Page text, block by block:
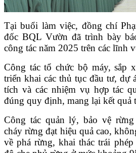
Tại buổi làm việc, đồng chí
đốc BQL Vườn đã trình bày
công tác năm 2025 trên các lĩnh
Công tác tổ chức bộ máy, sắp
triển khai các thủ tục đầu tư, dự
tích và các nhiệm vụ hợp tác
đúng quy định, mang lại kết quả
Công tác quản lý, bảo vệ
cháy rừng đạt hiệu quả cao,
về phá rừng, khai thác trái